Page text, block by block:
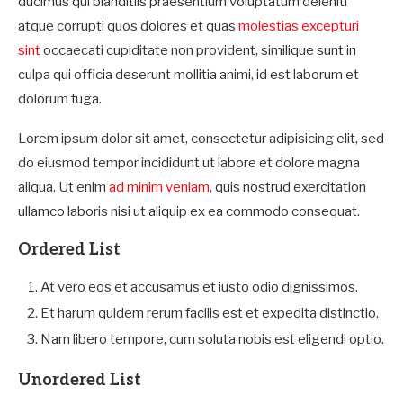
atque corrupti quos dolores et quas molestias excepturi
sintoccaecati cupiditate non provident, similique sunt in
culpa qui officia deserunt mollitia animi, id est laborum et
dolorum fuga.
Lorem ipsum dolor sit amet, consectetur adipisicing elit, sed
do eiusmod tempor incididunt ut labore et dolore magna
aliqua. Ut enim ad minim veniam, quis nostrud exercitation
ullamco laboris nisi ut aliquip ex ea commodo consequat.
Ordered List
At vero eos et accusamus et iusto odio dignissimos.
Et harum quidem rerum facilis est et expedita distinctio.
Nam libero tempore, cum soluta nobis est eligendi optio.
Unordered List